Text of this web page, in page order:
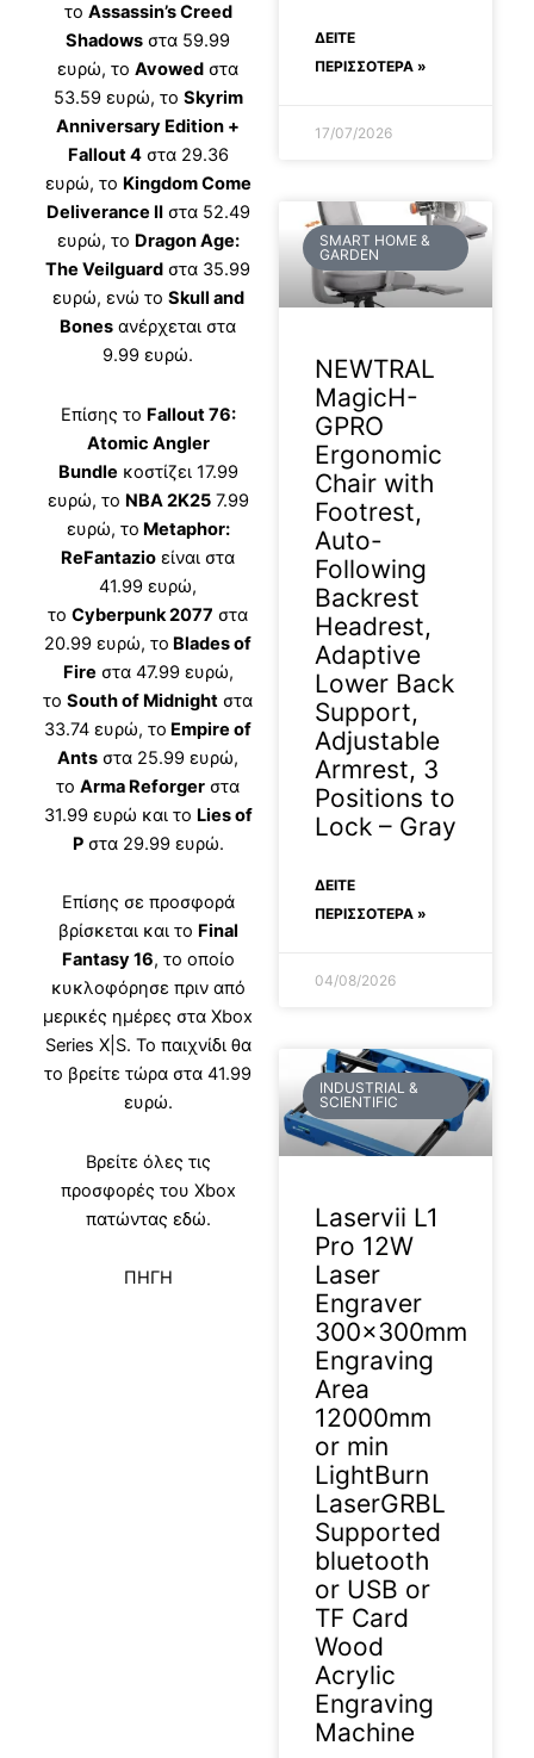
το Assassin’s Creed
Shadows στα 59.99
ευρώ, τοAvowed στα
53.59 ευρώ, το Skyrim
Anniversary Edition +
Fallout 4στα 29.36
ευρώ, το Kingdom Come
Deliverance II στα 52.49
ευρώ, το Dragon Age:
The Veilguard στα 35.99
ευρώ, ενώ το Skull and
Bones ανέρχεται στα
9.99 ευρώ.
Επίσης το Fallout 76:
Atomic Angler
Bundle κοστίζει 17.99
ευρώ, το NBA 2K257.99
ευρώ, το Metaphor:
ReFantazio είναι στα
41.99 ευρώ,
τοCyberpunk 2077 στα
20.99 ευρώ, το Blades of
Fire στα 47.99 ευρώ,
τοSouth of Midnight στα
33.74 ευρώ, το Empire of
Ants στα 25.99 ευρώ,
τοArma Reforger στα
31.99 ευρώ και το Lies of
Pστα 29.99 ευρώ.
Επίσης σε προσφορά
βρίσκεται και το Final
Fantasy 16, το οποίο
κυκλοφόρησε πριν από
μερικές ημέρες στα Xbox
Series X|S. Το παιχνίδι θα
το βρείτε τώρα στα 41.99
ευρώ.
Βρείτε όλες τις
προσφορές του Xbox
πατώντας εδώ.
ΠΗΓΗ
ΔΕΊΤΕ
ΠΕΡΙΣΣΟΤΕΡΑ »
17/07/2026
SMART HOME &
GARDEN
NEWTRAL
MagicH-
GPRO
Ergonomic
Chair with
Footrest,
Auto-
Following
Backrest
Headrest,
Adaptive
Lower Back
Support,
Adjustable
Armrest, 3
Positions to
Lock – Gray
ΔΕΊΤΕ
ΠΕΡΙΣΣΟΤΕΡΑ »
04/08/2026
INDUSTRIAL &
SCIENTIFIC
Laservii L1
Pro 12W
Laser
Engraver
300x300mm
Engraving
Area
12000mm
or min
LightBurn
LaserGRBL
Supported
bluetooth
or USB or
TF Card
Wood
Acrylic
Engraving
Machine